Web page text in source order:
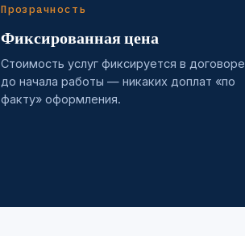
Прозрачность
Фиксированная цена
Стоимость услуг фиксируется в договоре
до начала работы — никаких доплат «по
факту» оформления.